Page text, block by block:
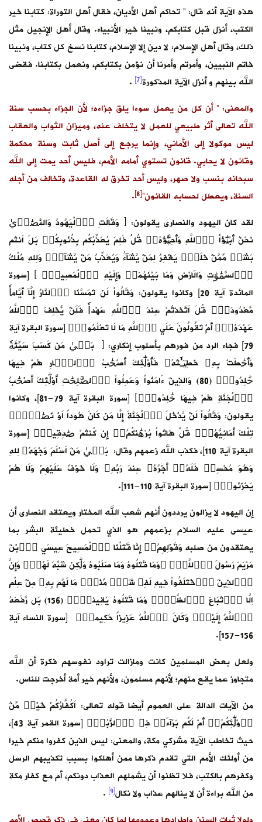
هذه الآية أنه قال: ” تحاكم أهل الأديان، فقال أهل التوراة: كتابنا خير
الكتب، أنزل قبل كتابكم، ونبينا خير الأنبياء. وقال أهل الإنجيل مثل
ذلك، وقال أهل الإسلام: لا دين إلا الإسلام، كتابنا نسخ كل كتاب، ونبينا
خاتم النبيين، وأمرتم وأمرنا أن نؤمن بكتابكم، ونعمل بكتابنا. فقضى
الله بينهم و أنزل الآية المذكورة[7]
.
والمعنى: ” أن كل من يعمل سوءا يلق جزاءه؛ لأن الجزاء بحسب سنة
الله تعالى أثر طبيعي للعمل لا يتخلف عنه، وميزان الثواب والعقاب
ليس موكولا إلى الأماني، وإنما يرجع إلى أصل ثابت وسنة محكمة
وقانون لا يحابي. قانون تستوي أمامه الأمم، فليس أحد يمت إلى الله
سبحانه بنسب ولا صهر، وليس أحد تخرق له القاعدة، وتخالف من أجله
السنة، ويعطل لحسابه القانون”[8]
.
لقد كان اليهود والنصارى يقولون: ﴿ وَقَالَتِ اِ۬لْيَهُودُ وَالنَّصَٰر۪يٰ
نَحْنُ أَبْنَٰٓؤُاْ اُ۬للَّهِ وَأَحِبَّٰٓؤُهُۥۖ قُلْ فَلِمَ يُعَذِّبُكُم بِذُنُوبِكُمۖ بَلَ اَنتُم
بَشَرٞ مِّمَّنْ خَلَقَۖ يَغْفِرُ لِمَنْ يَّشَآءُ وَيُعَذِّبُ مَنْ يَّشَآءُۖ وَلِلهِ مُلْكُ
اُ۬لسَّمَٰوَٰتِ وَالَارْضِ وَمَا بَيْنَهُمَاۖ وَإِلَيْهِ اِ۬لْمَصِيرُۖ ﴾ [سورة
المائدة آية 20] وكانوا يقولون: وَقَالُواْ لَن تَمَسَّنَا اَ۬لنَّارُ إِلَّآ أَيَّاماٗ
مَّعْدُودَةٗۖ قُلَ اَتَّخَذتُّمْ عِندَ اَ۬للَّهِ عَهْداٗ فَلَنْ يُّخْلِفَ اَ۬للَّهُ
عَهْدَهُۥٓۖ أَمْ تَقُولُونَ عَلَي اَ۬للَّهِ مَا لَا تَعْلَمُونَۖ [سورة البقرة آية
79] فجاء الرد من فورهم بأسلوب إنكاري: ﴿ بَل۪يٰ مَن كَسَبَ سَيِّئَةٗ
وَأَحَٰطَتْ بِهِۦ خَطِيٓـَٰٔتُهُۥ فَأُوْلَٰٓئِكَ أَصْحَٰبُ اُ۬لنّ۪ارِ هُمْ فِيهَا
خَٰلِدُونَۖ (80) وَالذِينَ ءَامَنُواْ وَعَمِلُواْ اُ۬لصَّٰلِحَٰتِ أُوْلَٰٓئِكَ أَصْحَٰبُ
اُ۬لْجَنَّةِ هُمْ فِيهَا خَٰلِدُونَۖ﴾ [سورة البقرة آية 79-81]، وكانوا
يقولون: وَقَالُواْ لَنْ يَّدْخُلَ اَ۬لْجَنَّةَ إِلَّا مَن كَانَ هُوداً اَوْ نَصَٰر۪يٰۖ
تِلْكَ أَمَانِيُّهُمْۖ قُلْ هَاتُواْ بُرْهَٰنَكُمُۥٓ إِن كُنتُمْ صَٰدِقِينَۖ [سورة
البقرة آية 110]، فكذب الله زعمهم وقال: بَل۪يٰ مَنَ اَسْلَمَ وَجْهَهُۥ لِلهِ
وَهُوَ مُحْسِنٞ فَلَهُۥٓ أَجْرُهُۥ عِندَ رَبِّهِۦ وَلَا خَوْفٌ عَلَيْهِمْ وَلَا هُمْ
يَحْزَنُونَۖ [سورة البقرة آية 110-111].
إن اليهود لا يزالون يرددون أنهم شعب الله المختار ويعتقد النصارى أن
عيسى عليه السلام بزعمهم هو الذي تحمل خطيئة البشر بما
يعتقدون من صلبه وَقَوْلِهِمُۥٓ إِنَّا قَتَلْنَا اَ۬لْمَسِيحَ عِيسَي اَ۪بْنَ
مَرْيَمَ رَسُولَ اَ۬للَّهِۖ ۞وَمَا قَتَلُوهُ وَمَا صَلَبُوهُ وَلَٰكِن شُبِّهَ لَهُمْۖ وَإِنَّ
اَ۬لذِينَ اَ۪خْتَلَفُواْ فِيهِ لَفِے شَكّٖ مِّنْهُۖ مَا لَهُم بِهِۦ مِنْ عِلْمٍ
اِلَّا اَ۪تِّبَاعَ اَ۬لظَّنِّۖ وَمَا قَتَلُوهُ يَقِيناَۢۖ (156) بَل رَّفَعَهُ
اُ۬للَّهُ إِلَيْهِۖ وَكَانَ اَ۬للَّهُ عَزِيزاً حَكِيماٗۖ [سورة النساء آية
156-157].
ولعل بعض المسلمين كانت ومازالت تراود نفوسهم فكرة أن الله
متجاوز عما يقع منهم؛ لأنهم مسلمون، ولأنهم خير أمة أخرجت للناس.
من الآيات الدالة على العموم أيضا قوله تعالى: اَكُفَّارُكُمْ خَيْرٞ مِّنُ
ا۟وْلَٰٓئِكُمُۥٓ أَمْ لَكُم بَرَآءَةٞ فِے اِ۬لزُّبُرِۖ [سورة القمر آية 43]،
حيث تخاطب الآية مشركي مكة، والمعنى: ليس الذين كفروا منكم خيرا
من أولئك الأمم التي تقدم ذكرها ممن أهلكوا بسبب تكذيبهم الرسل
وكفرهم بالكتب، فلا تظنوا أن يشملهم العذاب دونكم، أم مع كفار مكة
من الله براءة أن لا ينالهم عذاب ولا نكال[9]
.